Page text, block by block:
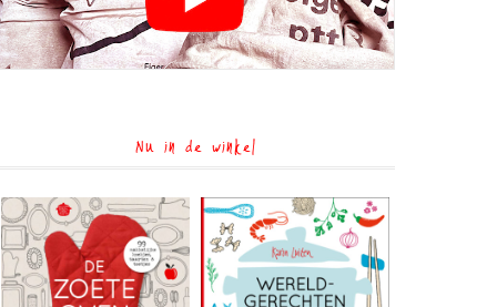
Nu in de winkel